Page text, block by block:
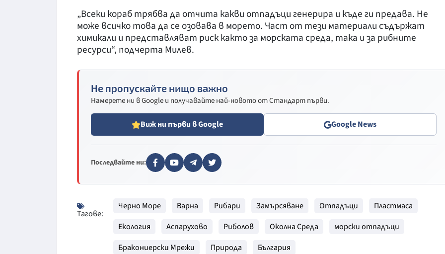
„Всеки кораб трябва да отчита какви отпадъци генерира и къде ги предава. Не
може всичко това да се озовава в морето. Част от тези материали съдържат
химикали и представляват риск както за морската среда, така и за рибните
ресурси“, подчерта Милев.
Не пропускайте нищо важно
Намерете ни в Google и получавайте най-новото от Стандарт първи.
Виж ни първи в Google Google News
Последвайте ни:
Тагове:
Черно Море Варна Рибари Замърсяване Отпадъци
Пластмаса
Екология
Аспарухово Риболов Околна Среда
морски отпадъци
Бракониерски Мрежи
Природа България